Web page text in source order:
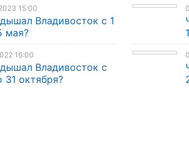
15:00
Владивосток с 1
мая?
16:00
Владивосток с
31 октября?